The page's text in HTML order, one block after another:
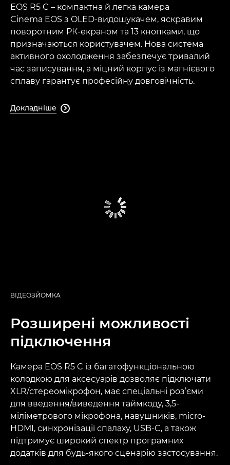
EOS R5 C – компактна й легка камера
Cinema EOS з OLED-видошукачем, яскравим
поворотним РК-екраном та 13 кнопками, що
призначаються користувачем. Нова система
активного охолодження забезпечує тривалий
час записування, а міцний корпус із магнієвого
сплаву гарантує професійну довговічність.
Докладніше 
ВІДЕОЗЙОМКА
Розширені можливості
підключення
Камера EOS R5 C із багатофункціональною
колодкою для аксесуарів дозволяє підключати
XLR/стереомікрофон, має спеціальні роз’єми
для введення/виведення таймкоду, 3,5-
міліметрового мікрофона, навушників, micro-
HDMI, синхронізації спалаху, USB-C, а також
підтримує широкий спектр програмних
додатків для будь-якого сценарію застосування.